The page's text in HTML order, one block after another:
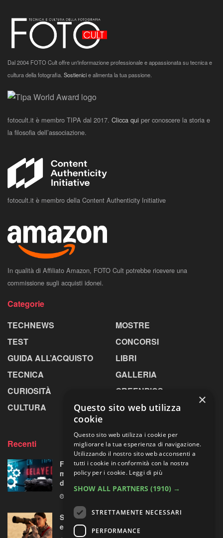
Dal 2004 FOTO Cult offre un'informazione professionale e appassionata su tecnica e
cultura della fotografia. Sostienicie alimenta la tua passione.
fotocult.it è membro TIPA dal 2017. Clicca qui per conoscere la storia e
la filosofia dell’associazione.
fotocult.it è membro della Content Authenticity Initiative
In qualità di Affiliato Amazon, FOTO Cult potrebbe ricevere una
commissione sugli acquisti idonei.
Categorie
TECHNEWS
TEST
GUIDA ALL’ACQUISTO
TECNICA
CURIOSITÀ
CULTURA
MOSTRE
CONCORSI
LIBRI
GALLERIA
GREENPICS
LA RIVISTA
Recenti
Fujifilm X-T6: cambio di programma a Parigi,
ma all’orizzonte si intravede una “doppietta”
di ottiche XF
Sony guarda lontano senza chiedere troppo:
ecco il nuovo FE 100-400mm F5.6-8 OSS
×
Questo sito web utilizza
cookie
Questo sito web utilizza i cookie per
migliorare la tua esperienza di navigazione.
Utilizzando il nostro sito web acconsenti a
tutti i cookie in conformità con la nostra
policy per i cookie. Leggi di più
SHOW ALL PARTNERS (1910) →
STRETTAMENTE NECESSARI
PERFORMANCE